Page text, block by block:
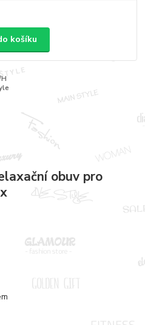
košíku
obuv pro